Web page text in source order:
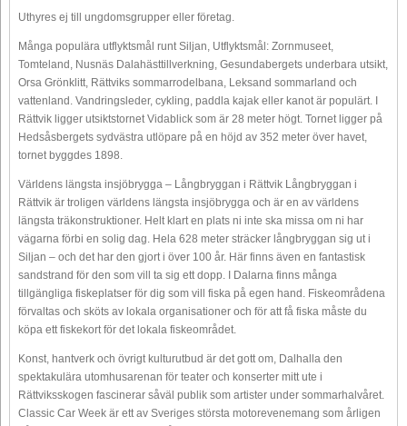
Uthyres ej till ungdomsgrupper eller företag.
Många populära utflyktsmål runt Siljan, Utflyktsmål: Zornmuseet,
Tomteland, Nusnäs Dalahästtillverkning, Gesundabergets underbara utsikt,
Orsa Grönklitt, Rättviks sommarrodelbana, Leksand sommarland och
vattenland. Vandringsleder, cykling, paddla kajak eller kanot är populärt. I
Rättvik ligger utsiktstornet Vidablick som är 28 meter högt. Tornet ligger på
Hedsåsbergets sydvästra utlöpare på en höjd av 352 meter över havet,
tornet byggdes 1898.
Världens längsta insjöbrygga – Långbryggan i Rättvik Långbryggan i
Rättvik är troligen världens längsta insjöbrygga och är en av världens
längsta träkonstruktioner. Helt klart en plats ni inte ska missa om ni har
vägarna förbi en solig dag. Hela 628 meter sträcker långbryggan sig ut i
Siljan – och det har den gjort i över 100 år. Här finns även en fantastisk
sandstrand för den som vill ta sig ett dopp. I Dalarna finns många
tillgängliga fiskeplatser för dig som vill fiska på egen hand. Fiskeområdena
förvaltas och sköts av lokala organisationer och för att få fiska måste du
köpa ett fiskekort för det lokala fiskeområdet.
Konst, hantverk och övrigt kulturutbud är det gott om, Dalhalla den
spektakulära utomhusarenan för teater och konserter mitt ute i
Rättviksskogen fascinerar såväl publik som artister under sommarhalvåret.
Classic Car Week är ett av Sveriges största motorevenemang som årligen